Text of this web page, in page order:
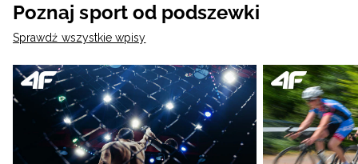
Poznaj sport od podszewki
Sprawdź wszystkie wpisy